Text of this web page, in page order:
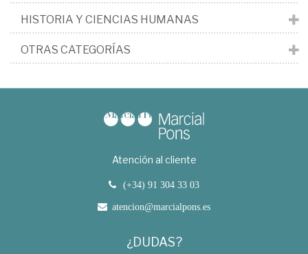
HISTORIA Y CIENCIAS HUMANAS
OTRAS CATEGORÍAS
Atención al cliente
(+34) 91 304 33 03
atencion@marcialpons.es
¿DUDAS?